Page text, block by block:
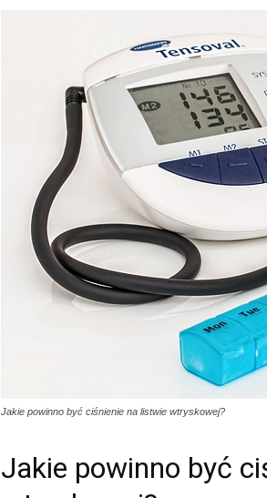
Jakie powinno być ciśnienie na listwie wtryskowej?
Jakie powinno być